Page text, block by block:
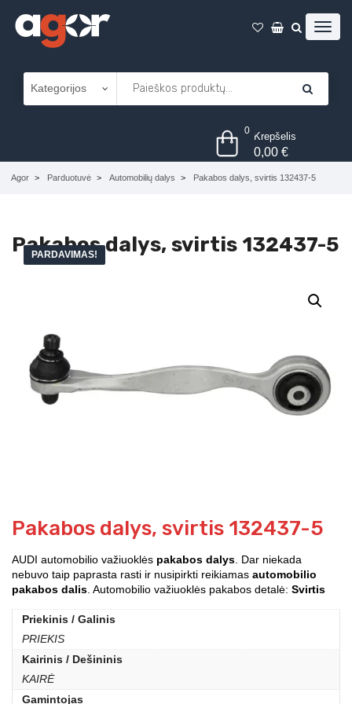
0 Krepšelis
0,00€
Agor Parduotuvė Automobilių dalys Pakabos dalys, svirtis 132437-5
Pakabos dalys, svirtis 132437-5
PARDAVIMAS!
Pakabos dalys, svirtis 132437-5
AUDI automobilio važiuoklės pakabos dalys . Dar niekada
nebuvo taip paprasta rasti ir nusipirkti reikiamas automobilio
pakabos dalis . Automobilio važiuoklės pakabos detalė: Svirtis
Priekinis / Galinis
PRIEKIS
Kairinis / Dešininis
KAIRĖ
Gamintojas